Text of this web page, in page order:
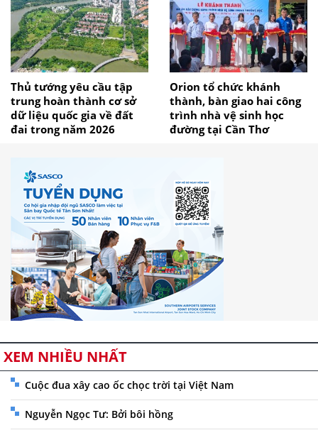
Thủ tướng yêu cầu tập
trung hoàn thành cơ sở
dữ liệu quốc gia về đất
đai trong năm 2026
Orion tổ chức khánh
thành, bàn giao hai công
trình nhà vệ sinh học
đường tại Cần Thơ
XEM NHIỀU NHẤT
Cuộc đua xây cao ốc chọc trời tại Việt Nam
Nguyễn Ngọc Tư: Bởi bôi hồng